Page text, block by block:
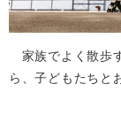
家族でよく散歩
ら、子どもたちと